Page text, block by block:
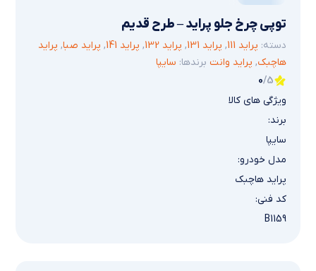
توپی چرخ جلو پراید – طرح قدیم
دسته: پراید 111 , پراید 131 , پراید 132 , پراید 141 , پراید صبا, پراید
هاچبک, پراید وانت برندها: سایپا
0/5
ویژگی های کالا
برند:
سایپا
مدل خودرو:
پراید هاچبک
کد فنی:
B1159